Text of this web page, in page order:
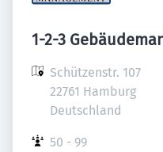
1-2-3
Schützenstr. 107
22761 Hamburg
Deutschland
50 - 99